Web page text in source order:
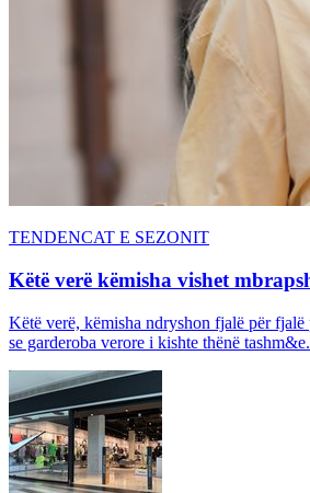
TENDENCAT E SEZONIT
Këtë verë këmisha vishet
Këtë verë, këmisha ndryshon fjalë për
se garderoba verore i kishte thënë